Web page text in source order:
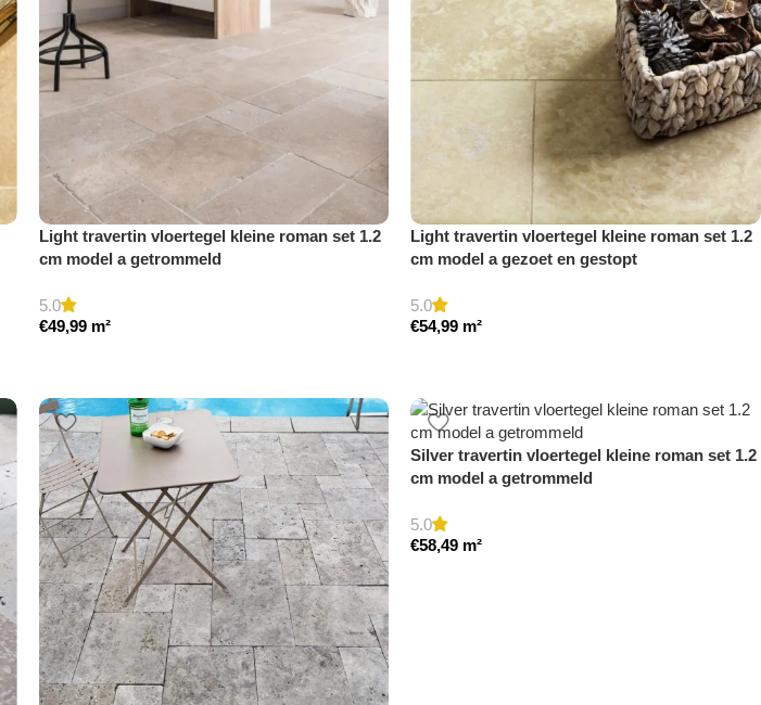
Light travertin vloertegel kleine roman set 1.2
cm model a getrommeld
5.0
€49,99 m²
Light travertin vloertegel kleine roman set 1.2
cm model a gezoet en gestopt
5.0
€54,99 m²
Silver travertin vloertegel kleine roman set 1.2
cm model a getrommeld
5.0
€58,49 m²